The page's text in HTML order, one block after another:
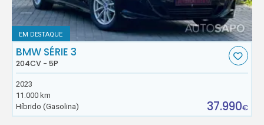
EM DESTAQUE
BMW SÉRIE 3
204CV - 5P
2023
11.000 km
Híbrido (Gasolina)
37.990€